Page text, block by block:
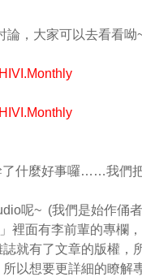
論，大家可以去看看呦
了什麼好事囉……我們
呢~ (我們是始作俑
裡面有李前輩的專欄
就有了文章的版權，
以想要更詳細的瞭解